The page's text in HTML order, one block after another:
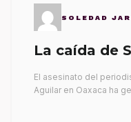
SOLEDAD
La caída de
El asesinato del
Aguilar en Oaxaca ha